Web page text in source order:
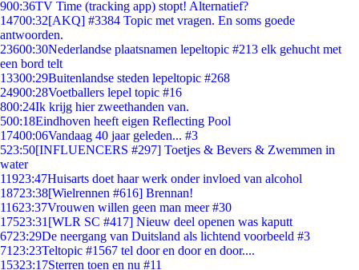
900:36TV Time (tracking app) stopt! Alternatief?
14700:32[AKQ] #3384 Topic met vragen. En soms goede
antwoorden.
23600:30Nederlandse plaatsnamen lepeltopic #213 elk gehucht met
een bord telt
13300:29Buitenlandse steden lepeltopic #268
24900:28Voetballers lepel topic #16
800:24Ik krijg hier zweethanden van.
500:18Eindhoven heeft eigen Reflecting Pool
17400:06Vandaag 40 jaar geleden... #3
523:50[INFLUENCERS #297] Toetjes & Bevers & Zwemmen in
water
11923:47Huisarts doet haar werk onder invloed van alcohol
18723:38[Wielrennen #616] Brennan!
11623:37Vrouwen willen geen man meer #30
17523:31 [WLR SC #417] Nieuw deel openen was kaputt
6723:29De neergang van Duitsland als lichtend voorbeeld #3
71 23:23Teltopic #1567 tel door en door en door....
15323:17Sterren toen en nu #11